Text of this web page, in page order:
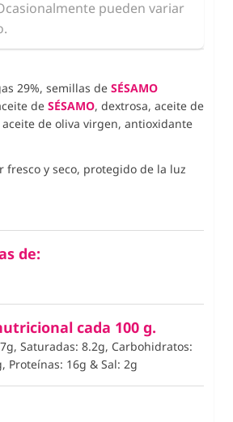
pueden variar
29%, semillas de SÉSAMO
de SÉSAMO, dextrosa, aceite de
de oliva virgen, antioxidante
fresco y seco, protegido de la luz
de:
cada 100 g.
Saturadas: 8.2g, Carbohidratos:
Proteínas: 16g & Sal: 2g